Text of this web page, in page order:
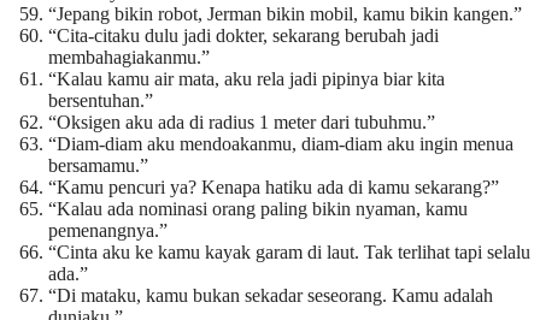
“Jepang bikin robot, Jerman bikin mobil, kamu bikin kangen.”
“Cita-citaku dulu jadi dokter, sekarang berubah jadi
membahagiakanmu.”
“Kalau kamu air mata, aku rela jadi pipinya biar kita
bersentuhan.”
“Oksigen aku ada di radius 1 meter dari tubuhmu.”
“Diam-diam aku mendoakanmu, diam-diam aku ingin menua
bersamamu.”
“Kamu pencuri ya? Kenapa hatiku ada di kamu sekarang?”
“Kalau ada nominasi orang paling bikin nyaman, kamu
pemenangnya.”
“Cinta aku ke kamu kayak garam di laut. Tak terlihat tapi selalu
ada.”
“Di mataku, kamu bukan sekadar seseorang. Kamu adalah